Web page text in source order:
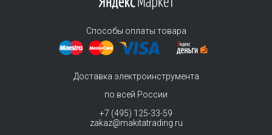
Способы оплаты товара
Доставка электроинструмента
по всей России
+7 (495) 125-33-59
zakaz@makitatrading.ru